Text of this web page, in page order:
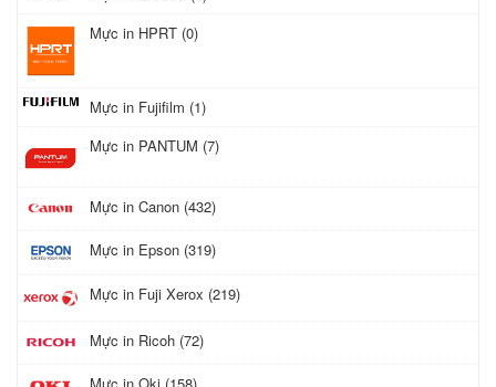
Mực in HPRT (0)
Mực in Fujifilm (1)
Mực in PANTUM (7)
Mực in Canon (432)
Mực in Epson (319)
Mực in Fuji Xerox (219)
Mực in Ricoh (72)